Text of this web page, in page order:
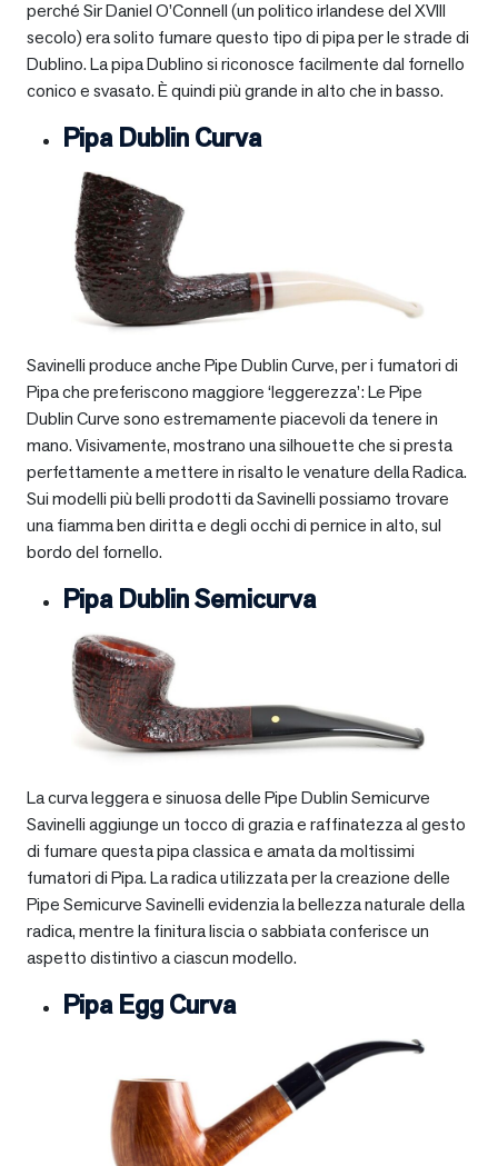
perché Sir Daniel O’Connell (un politico irlandese del XVIII
secolo) era solito fumare questo tipo di pipa per le strade di
Dublino. La pipa Dublino si riconosce facilmente dal fornello
conico e svasato. È quindi più grande in alto che in basso.
Pipa Dublin Curva
Savinelli produce anche Pipe Dublin Curve, per i fumatori di
Pipa che preferiscono maggiore ‘leggerezza’: Le Pipe
Dublin Curve sono estremamente piacevoli da tenere in
mano. Visivamente, mostrano una silhouette che si presta
perfettamente a mettere in risalto le venature della Radica.
Sui modelli più belli prodotti da Savinelli possiamo trovare
una fiamma ben diritta e degli occhi di pernice in alto, sul
bordo del fornello.
Pipa Dublin Semicurva
La curva leggera e sinuosa delle Pipe Dublin Semicurve
Savinelli aggiunge un tocco di grazia e raffinatezza al gesto
di fumare questa pipa classica e amata da moltissimi
fumatori di Pipa. La radica utilizzata per la creazione delle
Pipe Semicurve Savinelli evidenzia la bellezza naturale della
radica, mentre la finitura liscia o sabbiata conferisce un
aspetto distintivo a ciascun modello.
Pipa Egg Curva